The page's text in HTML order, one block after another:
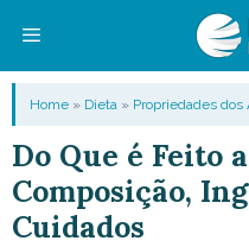
conteúdo
Menu
Home » Dieta » Propriedades
Do Que é Feito
Composição,
Cuidados